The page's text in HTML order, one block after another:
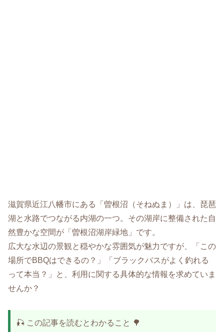
滋賀県近江八幡市にある「曽根沼（そねぬま）」は、琵琶
湖と水路でつながる内湖の一つ。その湖岸に整備された自
然豊かな空間が「曽根沼湖岸緑地」です。
広大な水辺の景観と穏やかな雰囲気が魅力ですが、「この
場所でBBQはできるの？」「ブラックバスがよく釣れる
って本当？」と、利用に関する具体的な情報を求めていま
せんか？
🎣 この記事を読むとわかること 🌳